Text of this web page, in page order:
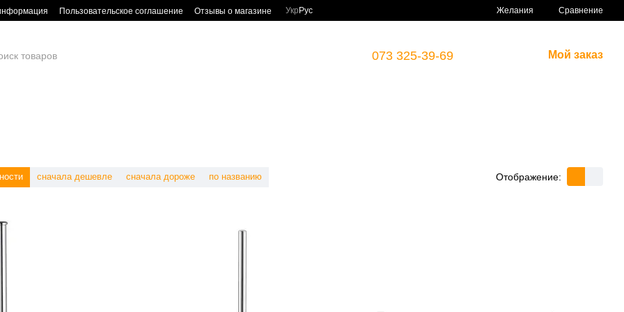
Пользовательское соглашение Отзывы о магазине Укр Рус Желания Сравнение
073 325-39-69 Мой заказ
сначала дешевле сначала дороже по названию Отображение: